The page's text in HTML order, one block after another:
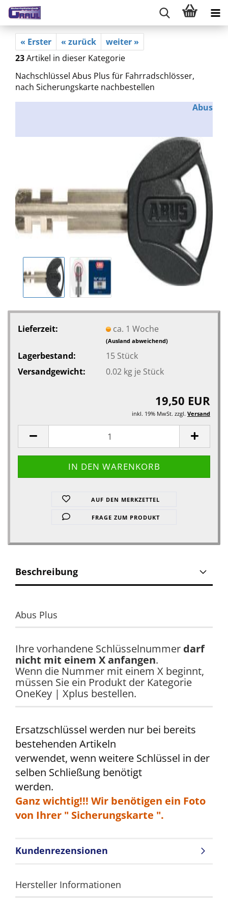
« Erster « zurück
weiter »
23Artikel in dieser Kategorie
Nachschlüssel Abus Plus für Fahrradschlösser,
nach Sicherungskarte nachbestellen
Abus
Lieferzeit: ca. 1 Woche
(Ausland abweichend)
Lagerbestand: 15 Stück
Versandgewicht:
0.02kg je Stück
19,50 EUR
inkl. 19% MwSt. zzgl. Versand
AUF DEN MERKZETTEL
FRAGE ZUM PRODUKT
Beschreibung
Abus Plus
Ihre vorhandene Schlüsselnummer darf
nicht mit einem X anfangen.
Wenn die Nummer mit einem X beginnt,
müssen Sie ein Produkt der Kategorie
OneKey | Xplus bestellen.
Ersatzschlüssel werden nur bei bereits
bestehenden Artikeln
verwendet, wenn weitere Schlüssel in der
selben Schließung benötigt
werden.
Ganz wichtig!!! Wir benötigen ein Foto
von Ihrer " Sicherungskarte ".
Kundenrezensionen
Hersteller Informationen